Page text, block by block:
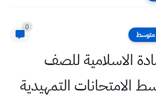
متوسط
0
الاسلامية للصف
الامتحانات التمهيدية